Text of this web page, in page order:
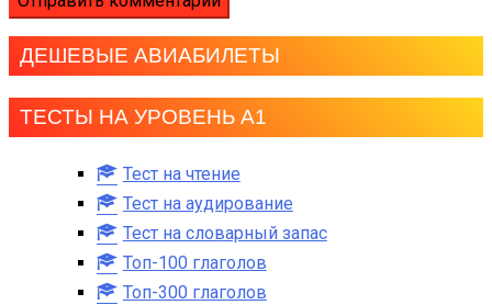
ДЕШЕВЫЕ АВИАБИЛЕТЫ
ТЕСТЫ НА УРОВЕНЬ А1
Тест на чтение
Тест на аудирование
Тест на словарный запас
Топ-100 глаголов
Топ-300 глаголов